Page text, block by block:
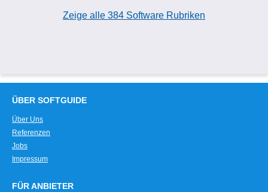
Zeige alle 384 Software Rubriken
ÜBER SOFTGUIDE
Über Uns
Referenzen
Jobs
Impressum
FÜR ANBIETER